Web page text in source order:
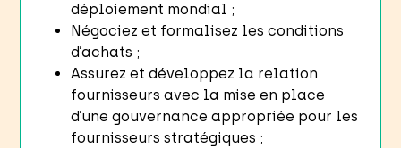
déploiement mondial ;
Négociez et formalisez les conditions
d’achats ;
Assurez et développez la relation
fournisseurs avec la mise en place
d’une gouvernance appropriée pour les
fournisseurs stratégiques ;